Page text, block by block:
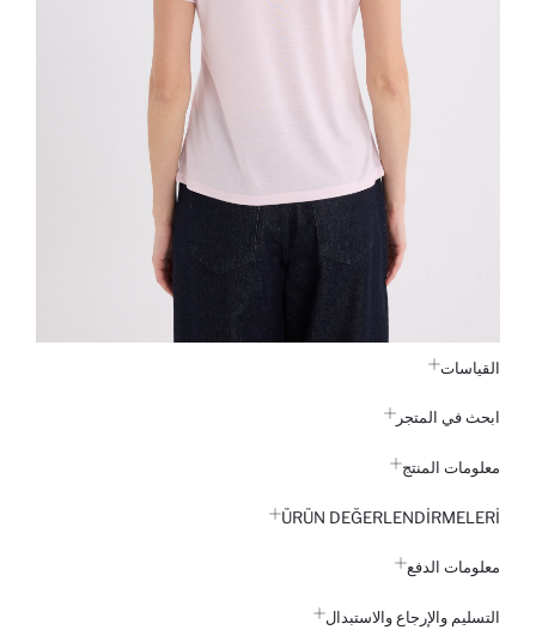
القياسات
ابحث في المتجر
معلومات المنتج
ÜRÜN DEĞERLENDİRMELERİ
معلومات الدفع
التسليم والإرجاع والاستبدال